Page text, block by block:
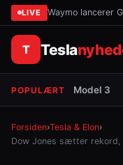
LIVE Waymo lancerer
T Tesla
POPULÆRT Model 3
Forsiden›Tesla & Elon›
Dow Jones sætter rekord,